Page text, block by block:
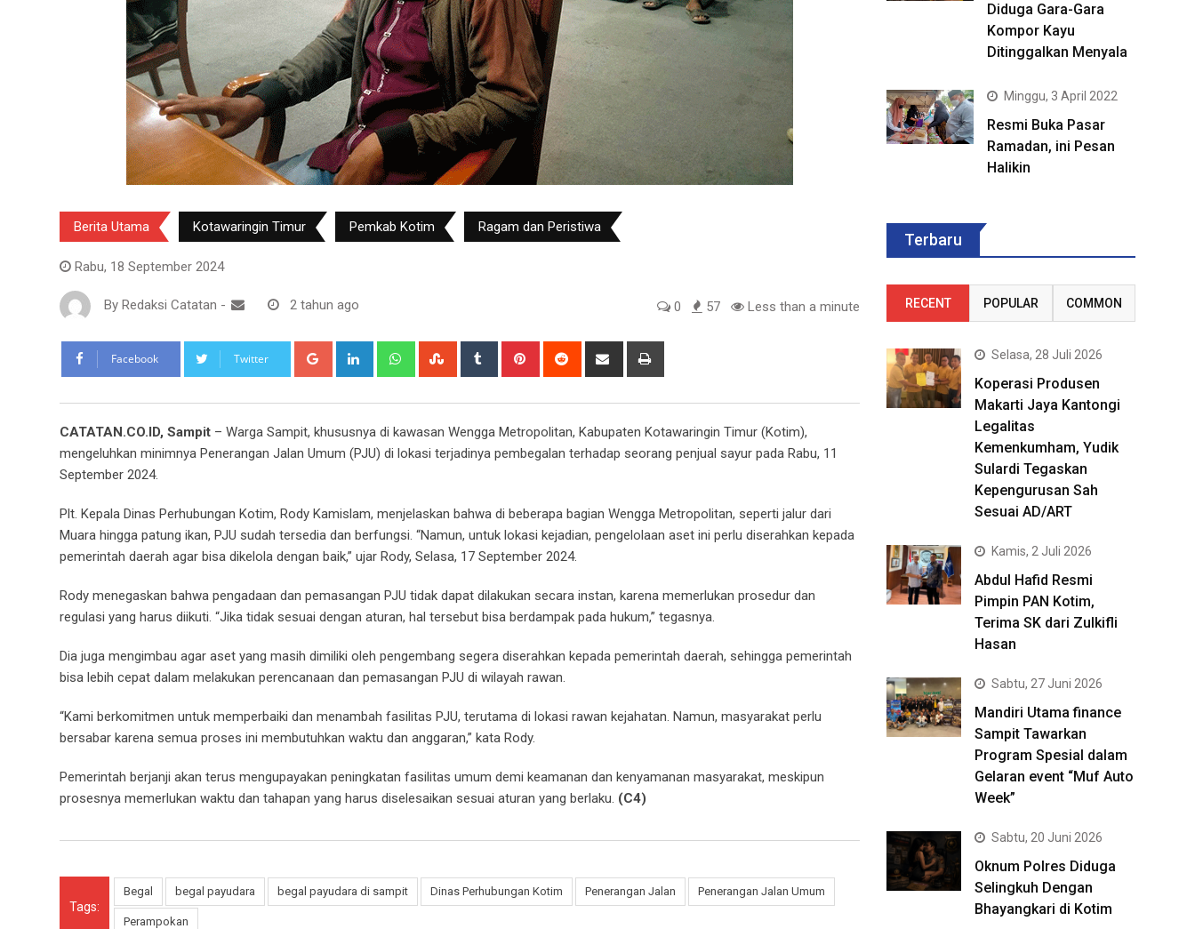
Berita Utama Kotawaringin Timur Pemkab Kotim Ragam dan Peristiwa
Rabu, 18 September 2024
By Redaksi Catatan - 2 tahun ago 0 57 Less than a minute
Facebook Twitter Google+ LinkedIn WhatsappStumbleUpon
Tumblr Pinterest Reddit
Share
CATATAN.CO.ID, Sampit – Warga Sampit, khususnya di kawasan Wengga Metropolitan, Kabupaten Kotawaringin Timur (Kotim),
mengeluhkan minimnya Penerangan Jalan Umum (PJU) di lokasi terjadinya pembegalan terhadap seorang penjual sayur pada Rabu, 11
September 2024.
Plt. Kepala Dinas Perhubungan Kotim, Rody Kamislam, menjelaskan bahwa di beberapa bagian Wengga Metropolitan, seperti jalur dari
Muara hingga patung ikan, PJU sudah tersedia dan berfungsi. “Namun, untuk lokasi kejadian, pengelolaan aset ini perlu diserahkan kepada
pemerintah daerah agar bisa dikelola dengan baik,” ujar Rody, Selasa, 17 September 2024.
Rody menegaskan bahwa pengadaan dan pemasangan PJU tidak dapat dilakukan secara instan, karena memerlukan prosedur dan
regulasi yang harus diikuti. “Jika tidak sesuai dengan aturan, hal tersebut bisa berdampak pada hukum,” tegasnya.
Dia juga mengimbau agar aset yang masih dimiliki oleh pengembang segera diserahkan kepada pemerintah daerah, sehingga pemerintah
bisa lebih cepat dalam melakukan perencanaan dan pemasangan PJU di wilayah rawan.
“Kami berkomitmen untuk memperbaiki dan menambah fasilitas PJU, terutama di lokasi rawan kejahatan. Namun, masyarakat perlu
bersabar karena semua proses ini membutuhkan waktu dan anggaran,” kata Rody.
Pemerintah berjanji akan terus mengupayakan peningkatan fasilitas umum demi keamanan dan kenyamanan masyarakat, meskipun
prosesnya memerlukan waktu dan tahapan yang harus diselesaikan sesuai aturan yang berlaku. (C4)
Tags:
Begal begal payudara begal payudara di sampit Dinas Perhubungan Kotim Penerangan Jalan Penerangan Jalan Umum
Perampokan
Diduga Gara-Gara
Kompor Kayu
Ditinggalkan Menyala
Minggu, 3 April 2022
Resmi Buka Pasar
Ramadan, ini Pesan
Halikin
Terbaru
RECENT POPULAR COMMON
Selasa, 28 Juli 2026
Koperasi Produsen
Makarti Jaya Kantongi
Legalitas
Kemenkumham, Yudik
Sulardi Tegaskan
Kepengurusan Sah
Sesuai AD/ART
Kamis, 2 Juli 2026
Abdul Hafid Resmi
Pimpin PAN Kotim,
Terima SK dari Zulkifli
Hasan
Sabtu, 27 Juni 2026
Mandiri Utama finance
Sampit Tawarkan
Program Spesial dalam
Gelaran event “Muf Auto
Week”
Sabtu, 20 Juni 2026
Oknum Polres Diduga
Selingkuh Dengan
Bhayangkari di Kotim